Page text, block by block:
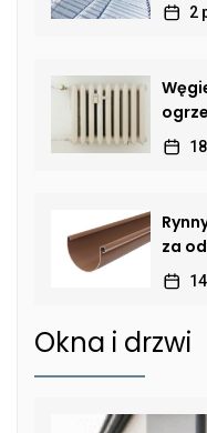
2
za
Okna i drzwi